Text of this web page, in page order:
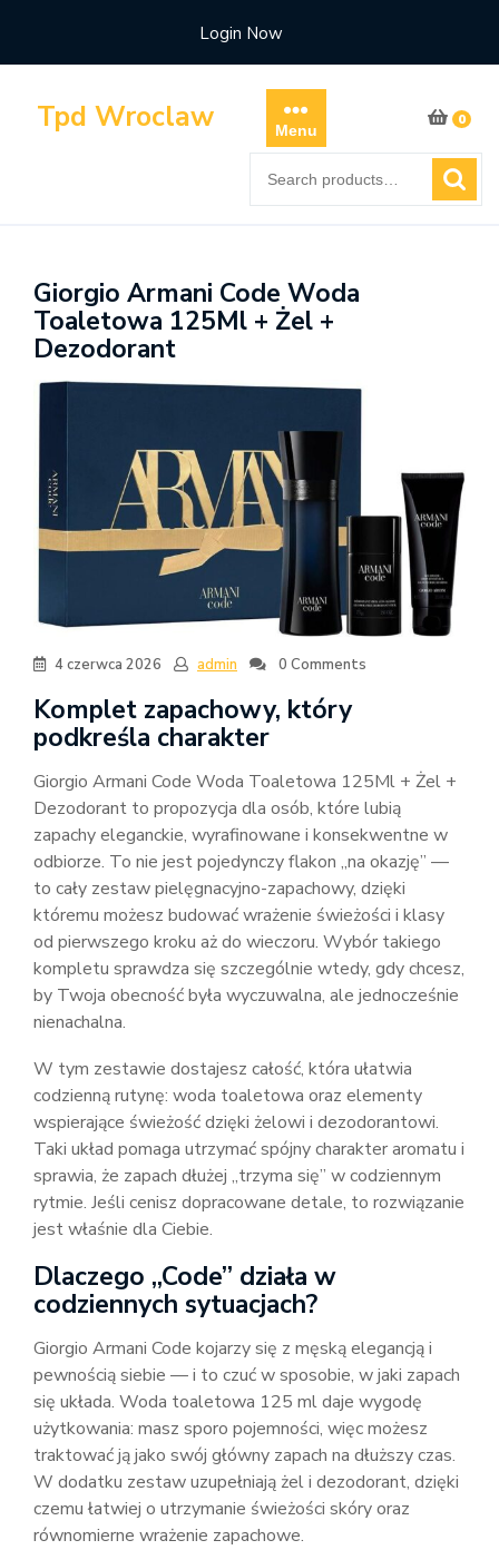
content
Login Now
Tpd Wroclaw Menu
0
for:
Giorgio Armani Code Woda
Toaletowa 125Ml + Żel +
Dezodorant
4 czerwca 2026 admin 0 Comments
Komplet zapachowy, który
podkreśla charakter
Giorgio Armani Code Woda Toaletowa 125Ml + Żel +
Dezodorant to propozycja dla osób, które lubią
zapachy eleganckie, wyrafinowane i konsekwentne w
odbiorze. To nie jest pojedynczy flakon „na okazję” —
to cały zestaw pielęgnacyjno-zapachowy, dzięki
któremu możesz budować wrażenie świeżości i klasy
od pierwszego kroku aż do wieczoru. Wybór takiego
kompletu sprawdza się szczególnie wtedy, gdy chcesz,
by Twoja obecność była wyczuwalna, ale jednocześnie
nienachalna.
W tym zestawie dostajesz całość, która ułatwia
codzienną rutynę: woda toaletowa oraz elementy
wspierające świeżość dzięki żelowi i dezodorantowi.
Taki układ pomaga utrzymać spójny charakter aromatu i
sprawia, że zapach dłużej „trzyma się” w codziennym
rytmie. Jeśli cenisz dopracowane detale, to rozwiązanie
jest właśnie dla Ciebie.
Dlaczego „Code” działa w
codziennych sytuacjach?
Giorgio Armani Code kojarzy się z męską elegancją i
pewnością siebie — i to czuć w sposobie, w jaki zapach
się układa. Woda toaletowa 125 ml daje wygodę
użytkowania: masz sporo pojemności, więc możesz
traktować ją jako swój główny zapach na dłuższy czas.
W dodatku zestaw uzupełniają żel i dezodorant, dzięki
czemu łatwiej o utrzymanie świeżości skóry oraz
równomierne wrażenie zapachowe.